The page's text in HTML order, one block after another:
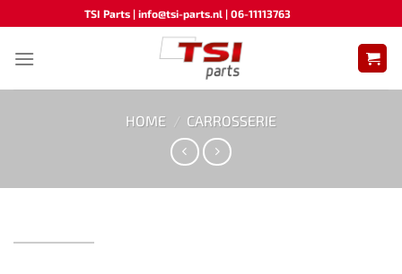
naar
inhoud
TSI Parts | info@tsi-parts.nl | 06-11113763
HOME / CARROSSERIE